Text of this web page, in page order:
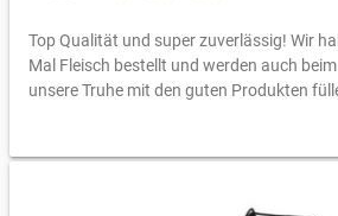
Top Qualität und super zuverlässig! Wir
Mal Fleisch bestellt und werden auch
unsere Truhe mit den guten Produkten